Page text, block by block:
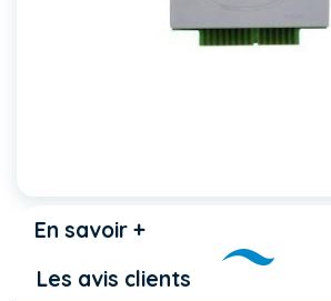
En savoir +
Les avis clients